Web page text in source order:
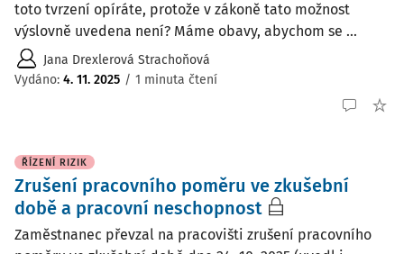
toto tvrzení opíráte, protože v zákoně tato možnost
výslovně uvedena není? Máme obavy, abychom se ...
Jana Drexlerová Strachoňová
Vydáno: 4. 11. 2025 / 1 minuta čtení
ŘÍZENÍ RIZIK
Zrušení pracovního poměru ve zkušební
době a pracovní neschopnost
Zaměstnanec převzal na pracovišti zrušení pracovního